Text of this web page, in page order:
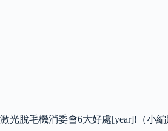
激光脫毛機消委會6大好處[year]!（小編